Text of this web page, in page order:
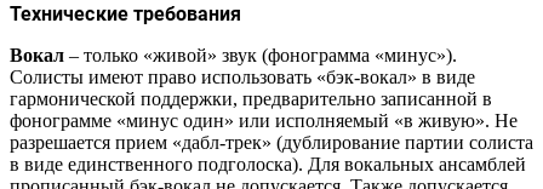
Технические требования
Вокал – только «живой» звук (фонограмма «минус»).
Солисты имеют право использовать «бэк-вокал» в виде
гармонической поддержки, предварительно записанной в
фонограмме «минус один» или исполняемый «в живую». Не
разрешается прием «дабл-трек» (дублирование партии солиста
в виде единственного подголоска). Для вокальных ансамблей